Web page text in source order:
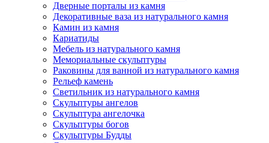
Дверные порталы из камня
Декоративные ваза из натурального камня
Камин из камня
Кариатиды
Мебель из натурального камня
Мемориальные скульптуры
Раковины для ванной из натурального камня
Рельеф камень
Светильник из натурального камня
Скульптуры ангелов
Скульптура ангелочка
Скульптуры богов
Скульптуры Будды